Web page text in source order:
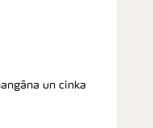
un cinka